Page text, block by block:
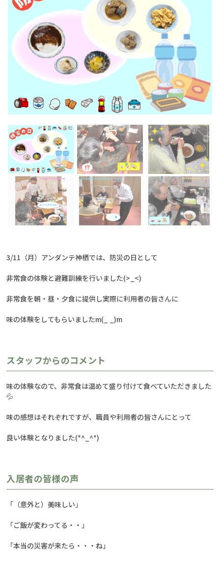
3/11（月）アンダンテ神栖では、防災の日として
非常食の体験と避難訓練を行いました(>_<)
非常食を朝・昼・夕食に提供し実際に利用者の皆さんに
味の体験をしてもらいましたm(_ _)m
スタッフからのコメント
味の体験なので、非常食は温めて盛り付けて食べていただきました
💦
味の感想はそれぞれですが、職員や利用者の皆さんにとって
良い体験となりました(*^_^*)
入居者の皆様の声
「（意外と）美味しい」
「ご飯が変わってる・・」
「本当の災害が来たら・・・ね」